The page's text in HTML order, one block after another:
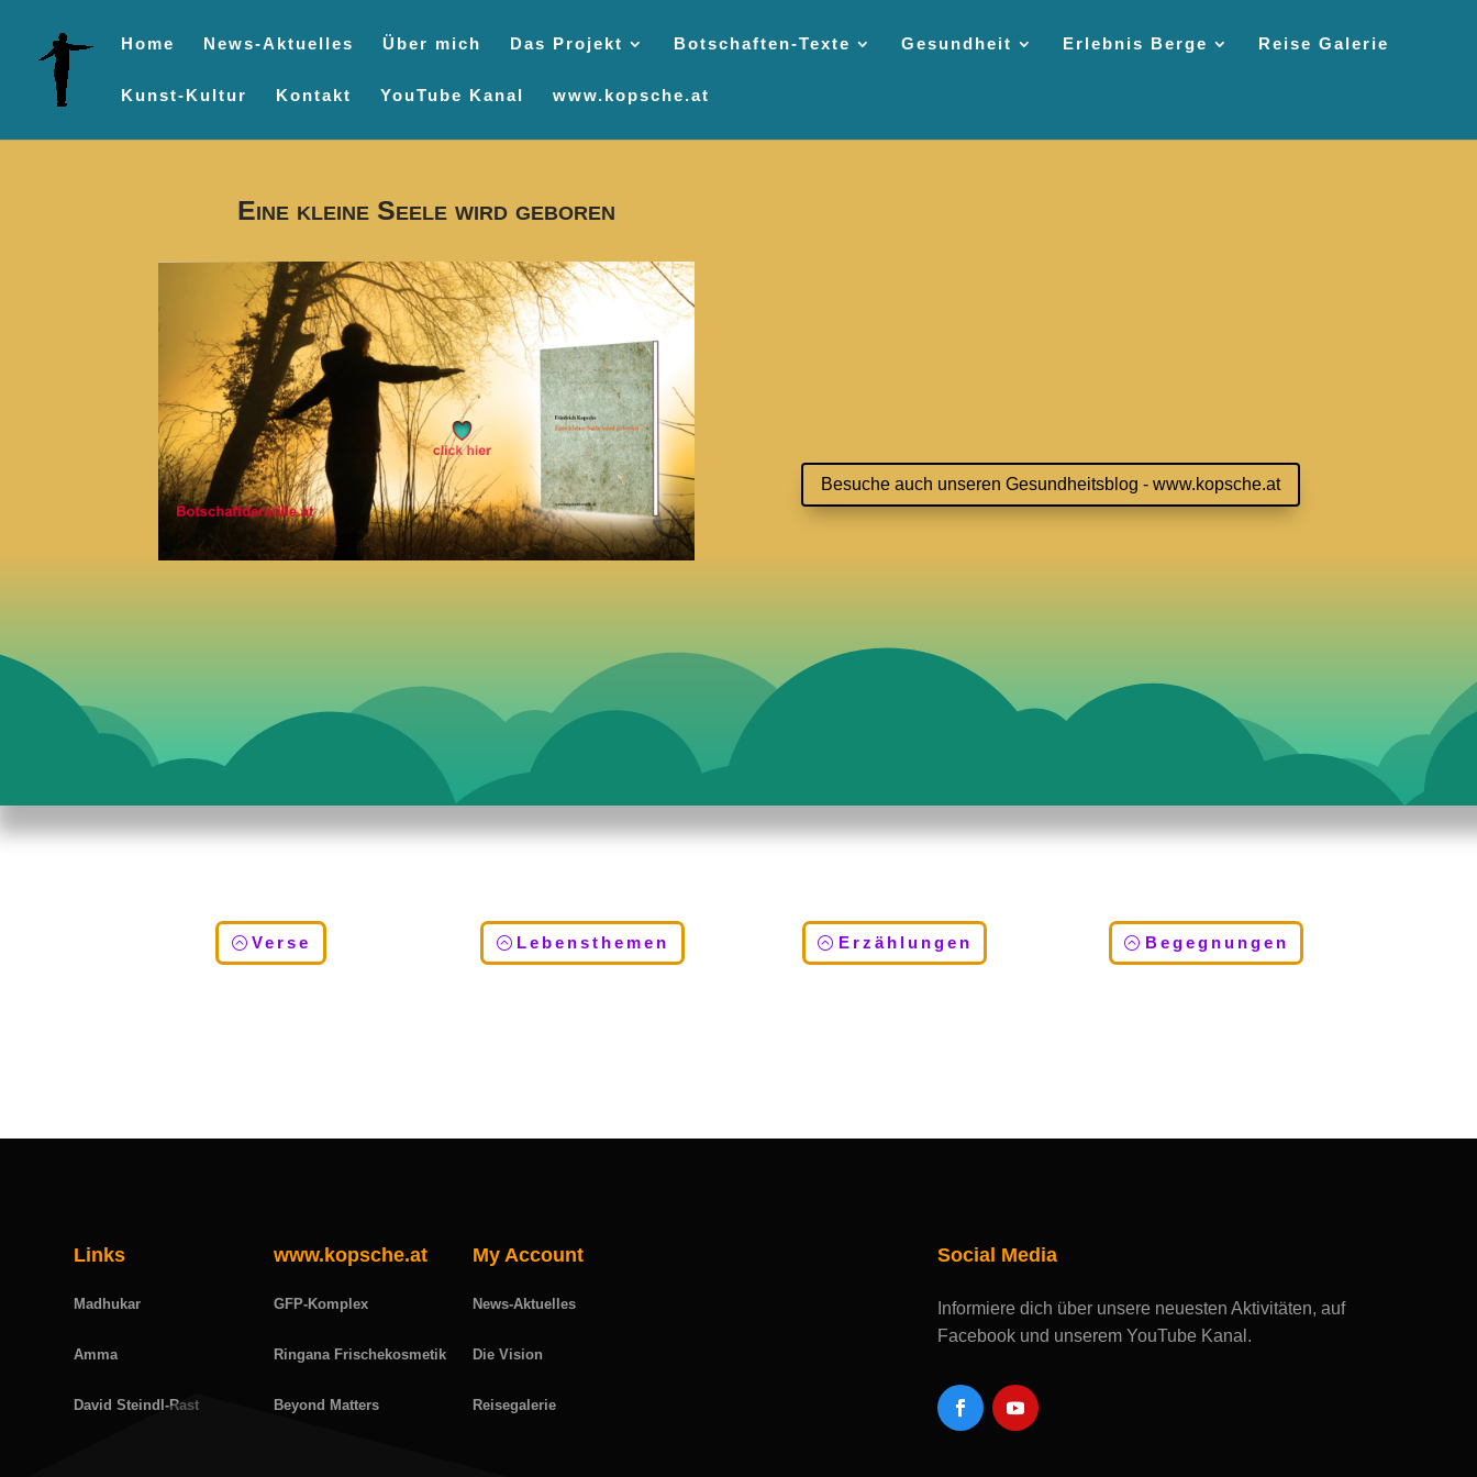
Home News-Aktuelles Über mich Das Projekt Botschaften-Texte Gesundheit Erlebnis Berge Reise Galerie
Kunst-Kultur Kontakt YouTube Kanal www.kopsche.at
Eine kleine Seele wird geboren
Besuche auch unseren Gesundheitsblog - www.kopsche.at
Verse Lebensthemen Erzählungen Begegnungen
Links
Madhukar
Amma
David Steindl-Rast
www.kopsche.at
GFP-Komplex
Ringana Frischekosmetik
Beyond Matters
My Account
News-Aktuelles
Die Vision
Reisegalerie
Social Media
Informiere dich über unsere neuesten Aktivitäten, auf
Facebook und unserem YouTube Kanal.